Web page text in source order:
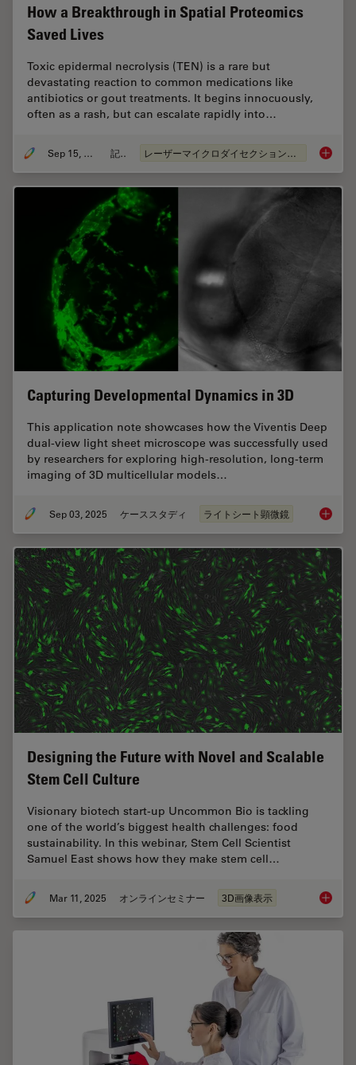
How a Breakthrough in Spatial Proteomics
Saved Lives
Toxic epidermal necrolysis (TEN) is a rare but
devastating reaction to common medications like
antibiotics or gout treatments. It begins innocuously,
often as a rash, but can escalate rapidly into…
Sep 15, 2025 記事 レーザーマイクロダイセクション（LMD） How a
Capturing Developmental Dynamics in 3D
This application note showcases how the Viventis Deep
dual-view light sheet microscope was successfully used
by researchers for exploring high-resolution, long-term
imaging of 3D multicellular models…
Sep 03, 2025 ケーススタディ ライトシート顕微鏡
Designing the Future with Novel and Scalable
Stem Cell Culture
Visionary biotech start-up Uncommon Bio is tackling
one of the world’s biggest health challenges: food
sustainability. In this webinar, Stem Cell Scientist
Samuel East shows how they make stem cell…
Mar 11, 2025 オンラインセミナー 3D画像表示